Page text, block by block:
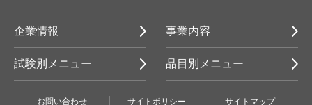
企業情報 事業内容
試験別メニュー 品目別メニュー
お問い合わせ サイトポリシー サイトマップ